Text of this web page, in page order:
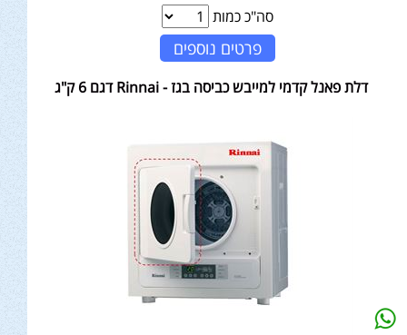
סה"כ כמות
פרטים נוספים
דלת פאנל קדמי למייבש כביסה בגז - Rinnai דגם 6 ק"ג